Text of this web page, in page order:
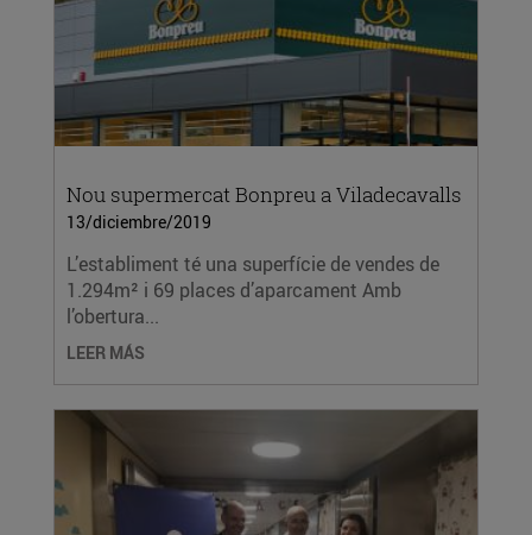
Nou supermercat Bonpreu a Viladecavalls
13/diciembre/2019
L’establiment té una superfície de vendes de
1.294m² i 69 places d’aparcament Amb
l’obertura...
LEER MÁS